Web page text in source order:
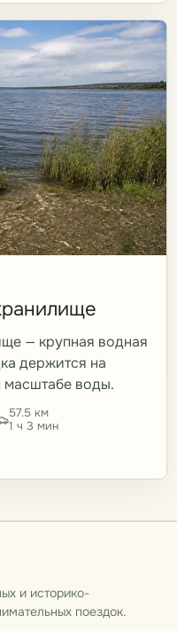
— крупная водная
держится на
масштабе воды.
57.5 км
1 ч 3 мин
и историко-
поездок.